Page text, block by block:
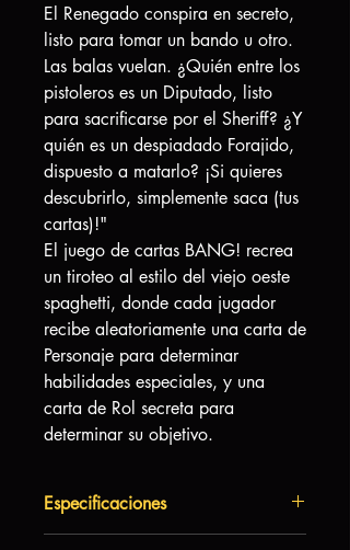
El Renegado conspira en secreto,
listo para tomar un bando u otro.
Las balas vuelan. ¿Quién entre los
pistoleros es un Diputado, listo
para sacrificarse por el Sheriff? ¿Y
quién es un despiadado Forajido,
dispuesto a matarlo? ¡Si quieres
descubrirlo, simplemente saca (tus
cartas)!"
El juego de cartas BANG! recrea
un tiroteo al estilo del viejo oeste
spaghetti, donde cada jugador
recibe aleatoriamente una carta de
Personaje para determinar
habilidades especiales, y una
carta de Rol secreta para
determinar su objetivo.
Especificaciones